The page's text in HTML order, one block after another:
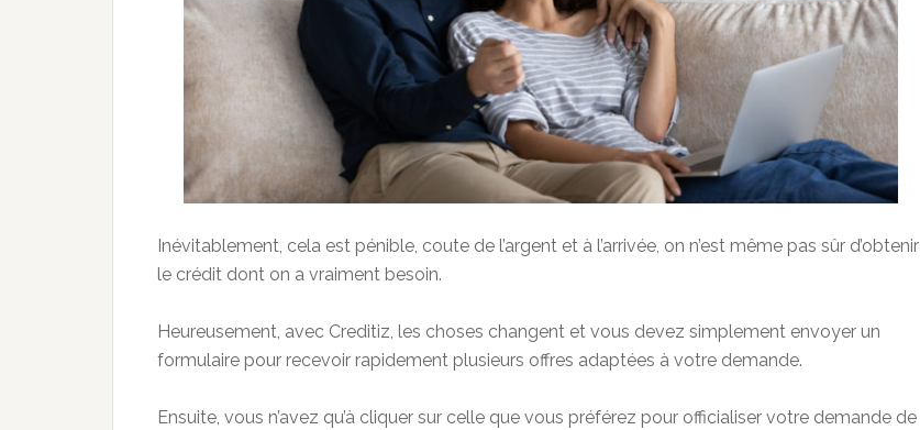
Inévitablement, cela est pénible, coute de l’argent et à l’arrivée, on n’est même pas sûr d’obtenir
le crédit dont on a vraiment besoin.
Heureusement, avec Creditiz, les choses changent et vous devez simplement envoyer un
formulaire pour recevoir rapidement plusieurs offres adaptées à votre demande.
Ensuite, vous n’avez qu’à cliquer sur celle que vous préférez pour officialiser votre demande de